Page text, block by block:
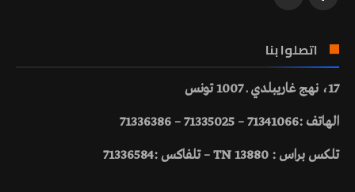
اتصلوا بنا
17، نهج غاريبلدي ـ 1007 تونس
الهاتف :71341066 – 71335025 – 71336386
تلكس براس : 13880 TN – تلفاكس :71336584